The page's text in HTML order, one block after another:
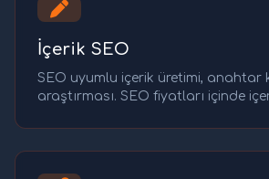
İçerik SEO
SEO uyumlu içerik üretimi, anahtar
araştırması. SEO fiyatları içinde